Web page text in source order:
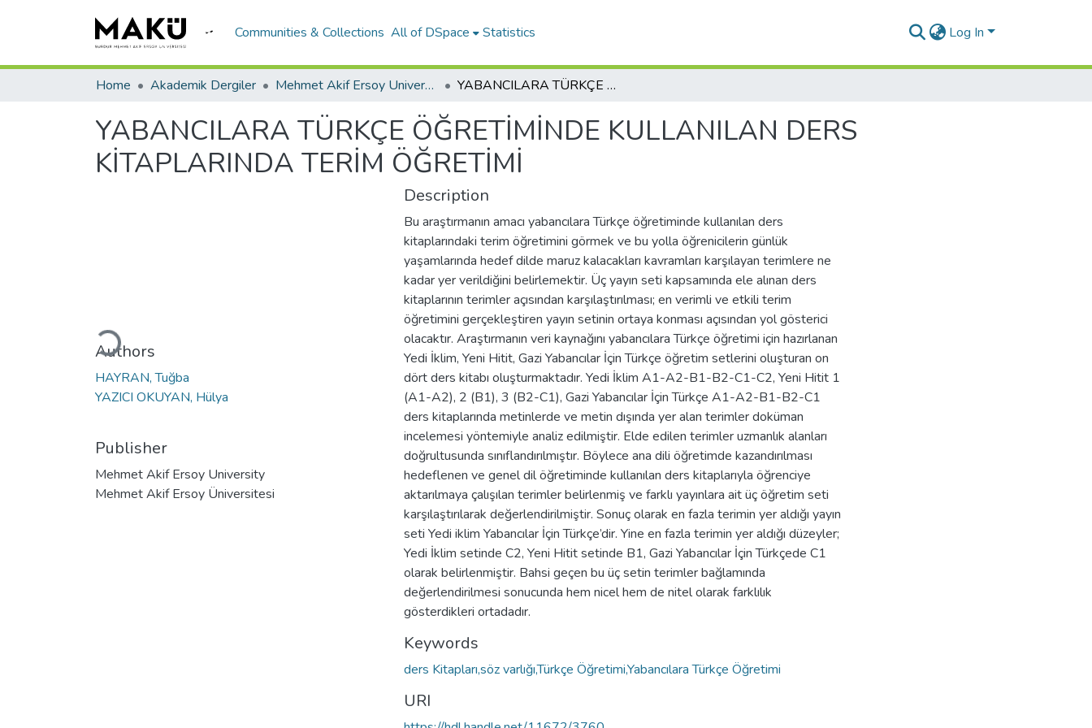
Communities & Collections All of DSpace Statistics Log In
Home Akademik Dergiler Mehmet Akif Ersoy University Journal of Education Faculty YABANCILARA TÜRKÇE ÖĞRETİMİNDE KULLANILAN DERS KİTAPLARINDA TERİM ÖĞRETİMİ
YABANCILARA TÜRKÇE ÖĞRETİMİNDE KULLANILAN DERS
KİTAPLARINDA TERİM ÖĞRETİMİ
Loading...
Authors
HAYRAN, Tuğba
YAZICI OKUYAN, Hülya
Publisher
Mehmet Akif Ersoy University
Mehmet Akif Ersoy Üniversitesi
Description
Bu araştırmanın amacı yabancılara Türkçe öğretiminde kullanılan ders
kitaplarındaki terim öğretimini görmek ve bu yolla öğrenicilerin günlük
yaşamlarında hedef dilde maruz kalacakları kavramları karşılayan terimlere ne
kadar yer verildiğini belirlemektir. Üç yayın seti kapsamında ele alınan ders
kitaplarının terimler açısından karşılaştırılması; en verimli ve etkili terim
öğretimini gerçekleştiren yayın setinin ortaya konması açısından yol gösterici
olacaktır. Araştırmanın veri kaynağını yabancılara Türkçe öğretimi için hazırlanan
Yedi İklim, Yeni Hitit, Gazi Yabancılar İçin Türkçe öğretim setlerini oluşturan on
dört ders kitabı oluşturmaktadır. Yedi İklim A1-A2-B1-B2-C1-C2, Yeni Hitit 1
(A1-A2), 2 (B1), 3 (B2-C1), Gazi Yabancılar İçin Türkçe A1-A2-B1-B2-C1
ders kitaplarında metinlerde ve metin dışında yer alan terimler doküman
incelemesi yöntemiyle analiz edilmiştir. Elde edilen terimler uzmanlık alanları
doğrultusunda sınıflandırılmıştır. Böylece ana dili öğretimde kazandırılması
hedeflenen ve genel dil öğretiminde kullanılan ders kitaplarıyla öğrenciye
aktarılmaya çalışılan terimler belirlenmiş ve farklı yayınlara ait üç öğretim seti
karşılaştırılarak değerlendirilmiştir. Sonuç olarak en fazla terimin yer aldığı yayın
seti Yedi iklim Yabancılar İçin Türkçe’dir. Yine en fazla terimin yer aldığı düzeyler;
Yedi İklim setinde C2, Yeni Hitit setinde B1, Gazi Yabancılar İçin Türkçede C1
olarak belirlenmiştir. Bahsi geçen bu üç setin terimler bağlamında
değerlendirilmesi sonucunda hem nicel hem de nitel olarak farklılık
gösterdikleri ortadadır.
Keywords
ders Kitapları,söz varlığı,Türkçe Öğretimi,Yabancılara Türkçe Öğretimi
URI